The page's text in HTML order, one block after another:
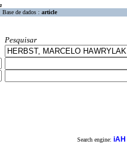
Base de dados : article
Pesquisar
Search engine: iAH